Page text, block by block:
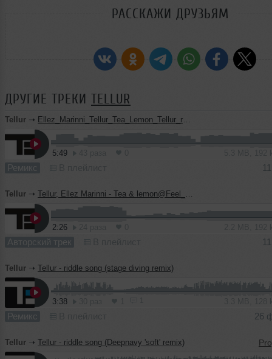
РАССКАЖИ ДРУЗЬЯМ
ДРУГИЕ ТРЕКИ TELLUR
Tellur ➝ Ellez_Marinni_Tellur_Tea_Lemon_Tellur_remix_playing_by_Steve_Anderson_SAME_Radio_Show_090_30_08_2010
5:49
Ремикс
Tellur ➝ Tellur, Ellez Marinni - Tea & lemon@Feel_Record_Club_28_10_2010
2:26
Авторский трек
Tellur ➝ Tellur - riddle song (stage diving remix)
3:38
Ремикс 26
Tellur ➝ Tellur - riddle song (Deepnavy 'soft' remix)